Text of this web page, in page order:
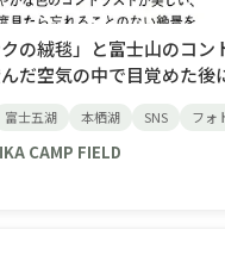
クの絨毯」と富士山のコン
だ空気の中で目覚めた後
クの「マックダニエルク
ムローズ」、そして白や
残雪の富士山との鮮やかな
富士五湖 本栖湖 SNS フォ
CAMP FIELD